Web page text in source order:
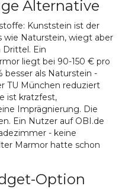
Alternative
Kunststein ist der
wie Naturstein, wiegt aber
Ein
liegt bei 90-150 € pro
besser als Naturstein -
TU München reduziert
ist kratzfest,
Imprägnierung. Die
Ein Nutzer auf OBI.de
- keine
Marmor hatte schon
Option